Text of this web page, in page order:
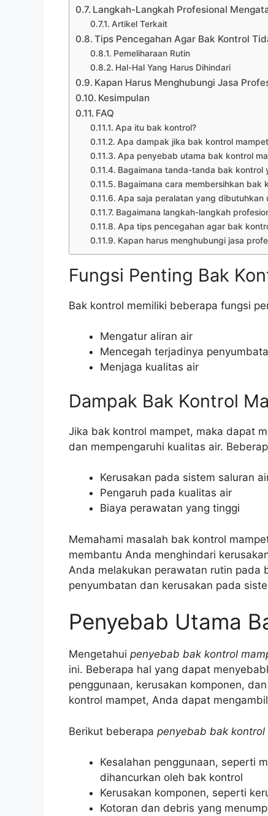
Langkah-Langkah Profesional
Artikel Terkait
Tips Pencegahan Agar Bak Kontrol
Pemeliharaan Rutin
Hal-Hal Yang Harus Dihindari
Kapan Harus Menghubungi Jasa
Kesimpulan
FAQ
Apa itu bak kontrol?
Apa dampak jika bak kontrol
Apa penyebab utama bak kontrol
Bagaimana tanda-tanda bak kontrol
Bagaimana cara membersihkan bak
Apa saja peralatan yang
Bagaimana langkah-langkah
Apa tips pencegahan agar bak
Kapan harus menghubungi jasa
Fungsi Penting Bak
Bak kontrol memiliki beberapa fungsi
Mengatur aliran air
Mencegah terjadinya
Menjaga kualitas air
Dampak Bak Kontrol
Jika bak kontrol mampet, maka dapat
dan mempengaruhi kualitas air.
Kerusakan pada sistem saluran
Pengaruh pada kualitas air
Biaya perawatan yang tinggi
Memahami masalah bak kontrol
membantu Anda menghindari
Anda melakukan perawatan rutin pada
penyumbatan dan kerusakan pada
Penyebab Utama
Mengetahui penyebab bak kontrol
ini. Beberapa hal yang dapat
penggunaan, kerusakan komponen,
kontrol mampet, Anda dapat
Berikut beberapa penyebab bak kontrol
Kesalahan penggunaan, seperti
dihancurkan oleh bak kontrol
Kerusakan komponen, seperti
Kotoran dan debris yang